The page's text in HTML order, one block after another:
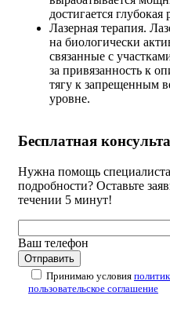
достигается глубокая
Лазерная терапия.
на биологически
связанные с
за привязанность к
тягу к запрещенным
уровне.
Бесплатная
Нужна помощь
подробности? Оставьте
течении 5 минут!
Ваш телефон
Принимаю условия
пользовательское соглашение